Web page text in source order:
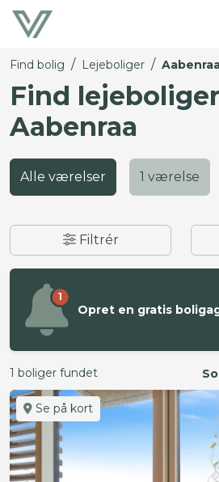
Find bolig / Lejeboliger /
Find
Aabenraa
Alle værelser 1 værelse
Filtrér
1
Opret en gratis
1 boliger fundet
Se på kort